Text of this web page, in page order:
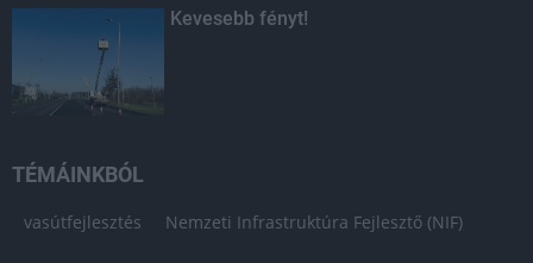
Kevesebb fényt!
TÉMÁINKBÓL
vasútfejlesztés Nemzeti Infrastruktúra Fejlesztő (NIF)